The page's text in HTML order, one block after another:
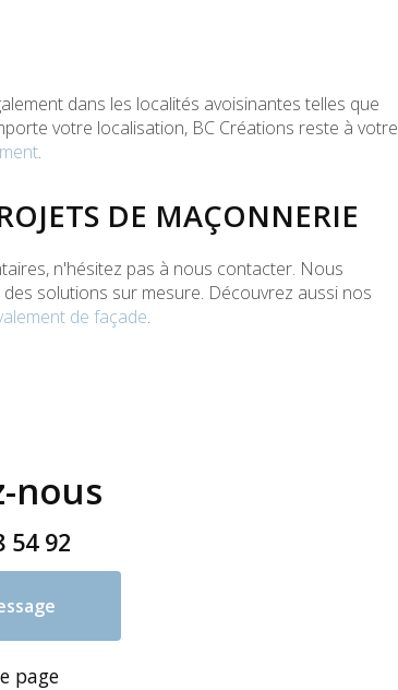
dans les localités avoisinantes telles que
votre localisation, BC Créations reste à votre
.
DE MAÇONNERIE
n'hésitez pas à nous contacter. Nous
solutions sur mesure. Découvrez aussi nos
de façade.
nous
54 92
page